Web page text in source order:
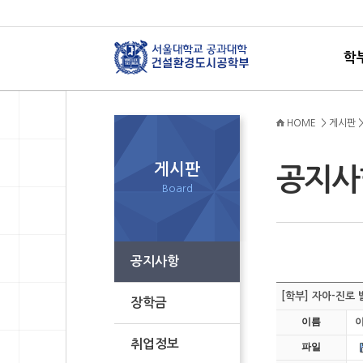
학
게시판
Board
공지사항
장학금
취업정보
공지
HOME > 게시판
[학부] 자아-진로
이름
파일